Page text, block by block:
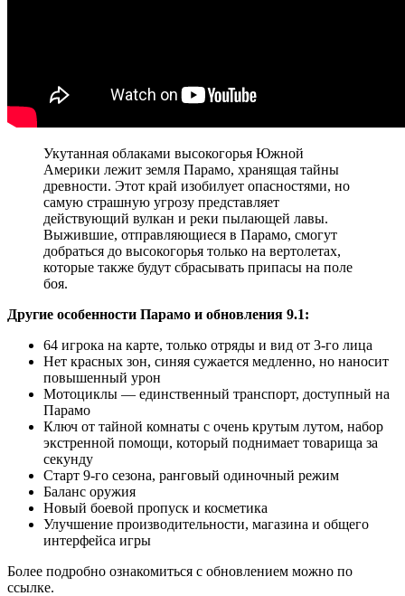
Укутанная облаками высокогорья Южной
Америки лежит земля Парамо, хранящая тайны
древности. Этот край изобилует опасностями, но
самую страшную угрозу представляет
действующий вулкан и реки пылающей лавы.
Выжившие, отправляющиеся в Парамо, смогут
добраться до высокогорья только на вертолетах,
которые также будут сбрасывать припасы на поле
боя.
Другие особенности Парамо и обновления 9.1:
64 игрока на карте, только отряды и вид от 3-го лица
Нет красных зон, синяя сужается медленно, но наносит
повышенный урон
Мотоциклы — единственный транспорт, доступный на
Парамо
Ключ от тайной комнаты с очень крутым лутом, набор
экстренной помощи, который поднимает товарища за
секунду
Старт 9-го сезона, ранговый одиночный режим
Баланс оружия
Новый боевой пропуск и косметика
Улучшение производительности, магазина и общего
интерфейса игры
Более подробно ознакомиться с обновлением можно по
ссылке.